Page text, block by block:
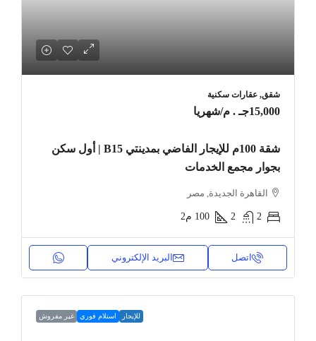
شقق, عقارات سكنية
15,000جـ . م /شهريا
شقة 100م للإيجار الفاضي بمدينتي B15 | أول سكن
بجوار مجمع الخدمات
القاهرة الجديدة, مصر
2
2
100 م2
اتصل البريد الإلكتروني
للإيجار استلام فوري غير مفروش